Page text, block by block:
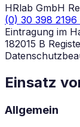
HRlab GmbH
(0) 30 398 2196
Eintragung im
182015 B
Einsatz
Allgemein